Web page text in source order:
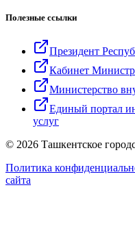
Полезные ссылки
Президент
Кабинет
Министерство
Единый портал
услуг
© 2026 Ташкентское
Политика
сайта